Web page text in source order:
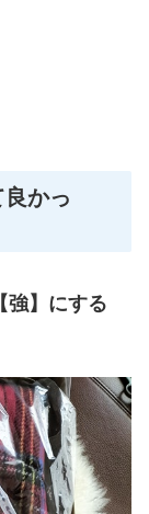
良かっ
強】にする